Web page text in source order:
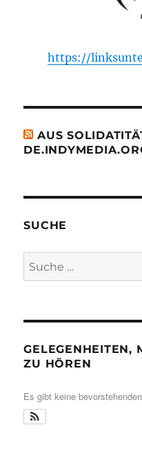
https://
AUS
SUCHE
Suche
nach:
GELEGENHEITEN,
ZU HÖREN
Es gibt keine